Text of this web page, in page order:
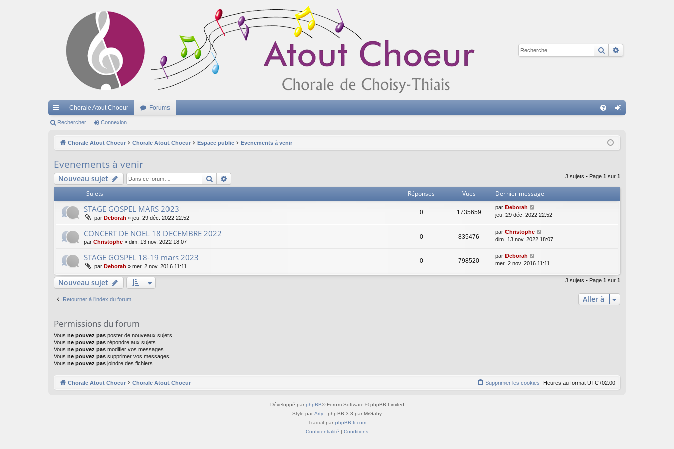
Rechercher
cc
pi
de
Chorale Atout Choeur Forums
ne
Rechercher Connexion
Chorale Atout Choeur Chorale Atout Choeur Espace public Evenements à venir
Evenements à venir
Nouveau sujet Rechercher 3 sujets • Page 1 sur 1
Sujets Réponses Vues Dernier message
STAGE GOSPEL MARS 2023
par Deborah » jeu. 29 déc. 2022 22:52
0 1735659
par Deborah
jeu. 29 déc. 2022 22:52
CONCERT DE NOEL 18 DECEMBRE 2022
par Christophe » dim. 13 nov. 2022 18:07
0 835476
par Christophe
dim. 13 nov. 2022 18:07
STAGE GOSPEL 18-19 mars 2023
par Deborah » mer. 2 nov. 2016 11:11
0 798520
par Deborah
mer. 2 nov. 2016 11:11
Nouveau sujet 3 sujets • Page 1 sur 1
Retourner à l’index du forum Aller à
Permissions du forum
Vous ne pouvez pas poster de nouveaux sujets
Vous ne pouvez pas répondre aux sujets
Vous ne pouvez pas modifier vos messages
Vous ne pouvez pas supprimer vos messages
Vous ne pouvez pas joindre des fichiers
Chorale Atout Choeur Chorale Atout Choeur Heures au format UTC+02:00
Supprimer les cookies
Développé par phpBB® Forum Software © phpBB Limited
Style par Arty - phpBB 3.3 par MrGaby
Traduit par phpBB-fr.com
Confidentialité | Conditions